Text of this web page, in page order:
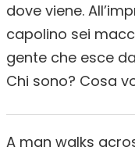
dove viene.
capolino sei
gente che esce
Chi sono? Cosa
A man walks